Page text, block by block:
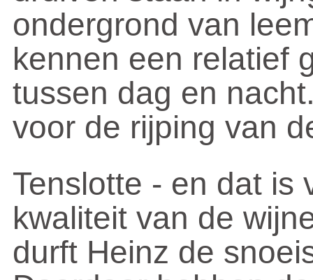
ondergrond van
kennen een relatief
tussen dag en
voor de rijping van
Tenslotte - en dat is
kwaliteit van de
durft Heinz de